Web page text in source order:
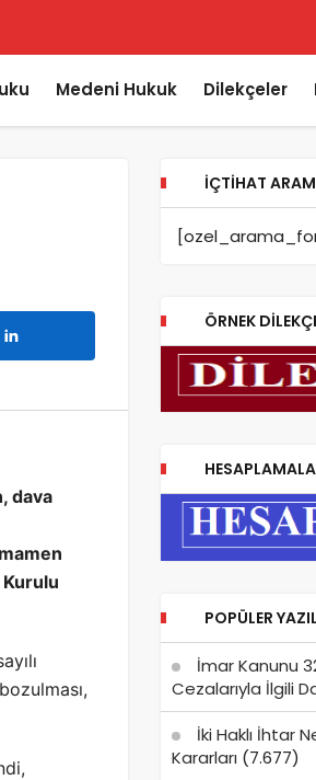
Medeni Hukuk Dilekçeler
dava
Kurulu
İÇTIHAT
ÖRNEK
POPÜLER
İmar Kanunu
Cezalarıyla İlgili
İki Haklı İhtar
Kararları (7.677)